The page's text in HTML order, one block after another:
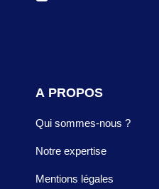
A PROPOS
Qui sommes-nous ?
Notre expertise
Mentions légales